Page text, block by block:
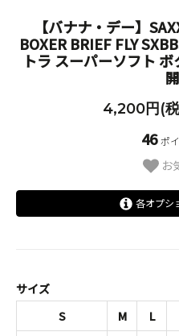
【バナナ・デー】
BOXER BRIEF FLY
トラ スーパーソフト
4,200円(
46ポ
お
各オプシ
サイズ
S
M L